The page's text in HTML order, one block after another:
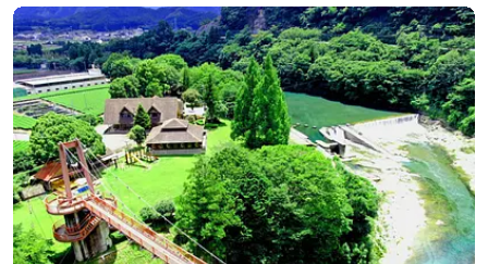
ました...